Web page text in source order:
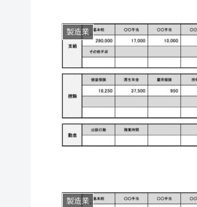
製造業
製造業